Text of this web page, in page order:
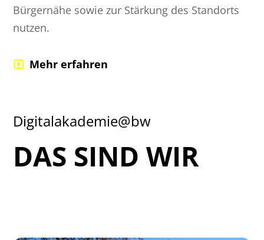
Bürgernähe sowie zur Stärkung des Standorts
nutzen.
Mehr erfahren
Digitalakademie@bw
DAS SIND WIR